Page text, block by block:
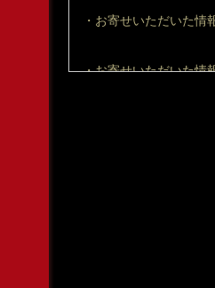
・お寄せいただいた
・お寄せいただいた
入力者ご本人から個